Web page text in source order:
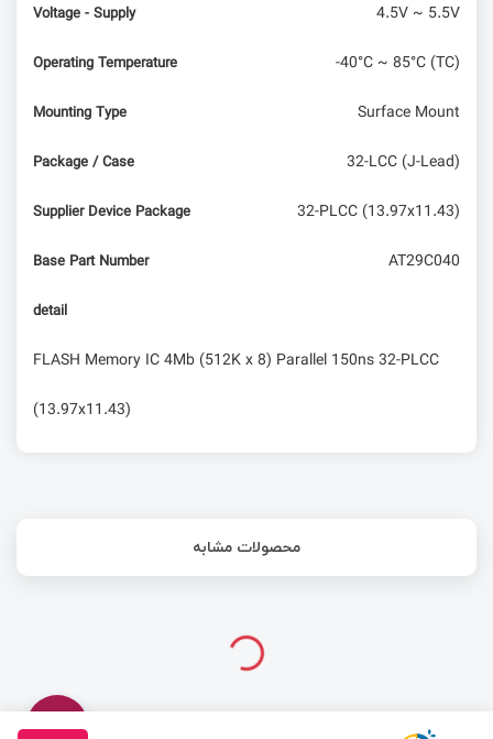
Voltage - Supply 4.5V ~ 5.5V
Operating Temperature -40°C ~ 85°C (TC)
Mounting Type Surface Mount
Package / Case 32-LCC (J-Lead)
Supplier Device Package 32-PLCC (13.97x11.43)
Base Part Number AT29C040
detail
FLASH Memory IC 4Mb (512K x 8) Parallel 150ns 32-PLCC
(13.97x11.43)
محصولات مشابه